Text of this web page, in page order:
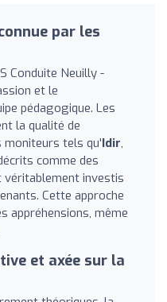
par les
Conduite Neuilly -
et le
pédagogique. Les
la qualité de
moniteurs tels qu'Idir,
comme des
investis
Cette approche
appréhensions, même
et axée sur la